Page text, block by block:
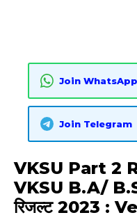
Join WhatsApp
Join Telegram
VKSU Part 2
VKSU B.A/
रिजल्ट 2023 :